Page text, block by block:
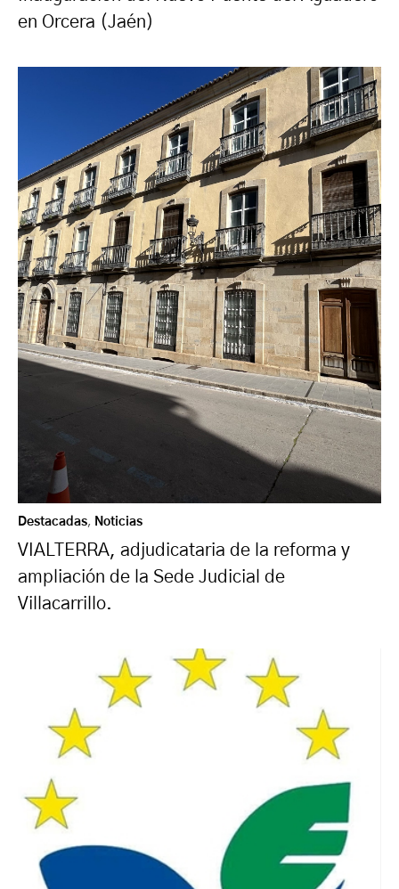
en Orcera (Jaén)
Destacadas, Noticias
VIALTERRA, adjudicataria de la reforma y
ampliación de la Sede Judicial de
Villacarrillo.